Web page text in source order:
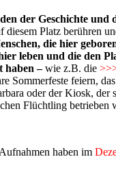
der Geschichte und
diesem Platz berühren
die hier
leben und die den
haben –wie z.B. die
Sommerfeste feiern,
oder der Kiosk, der
Flüchtling betrieben
haben im